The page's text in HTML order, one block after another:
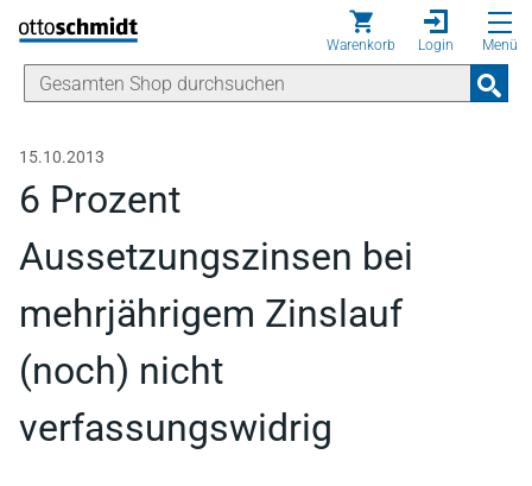
Direkt zum Inhalt
Warenkorb Login Menü
15.10.2013
6 Prozent
Aussetzungszinsen bei
mehrjährigem Zinslauf
(noch) nicht
verfassungswidrig